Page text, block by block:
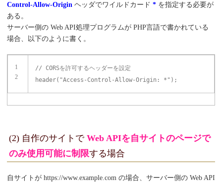
Control-Allow-Origin ヘッダでワイルドカード * を指定する必要が
ある。
サーバー側の Web API処理プログラムが PHP言語で書かれている
場合、以下のように書く。
1
2
// CORSを許可するヘッダーを設定
header( "Access-Control-Allow-Origin: *" );
(2) 自作のサイトで Web APIを自サイトのページで
のみ使用可能に制限する場合
自サイトが https://www.example.com の場合、サーバー側の Web API